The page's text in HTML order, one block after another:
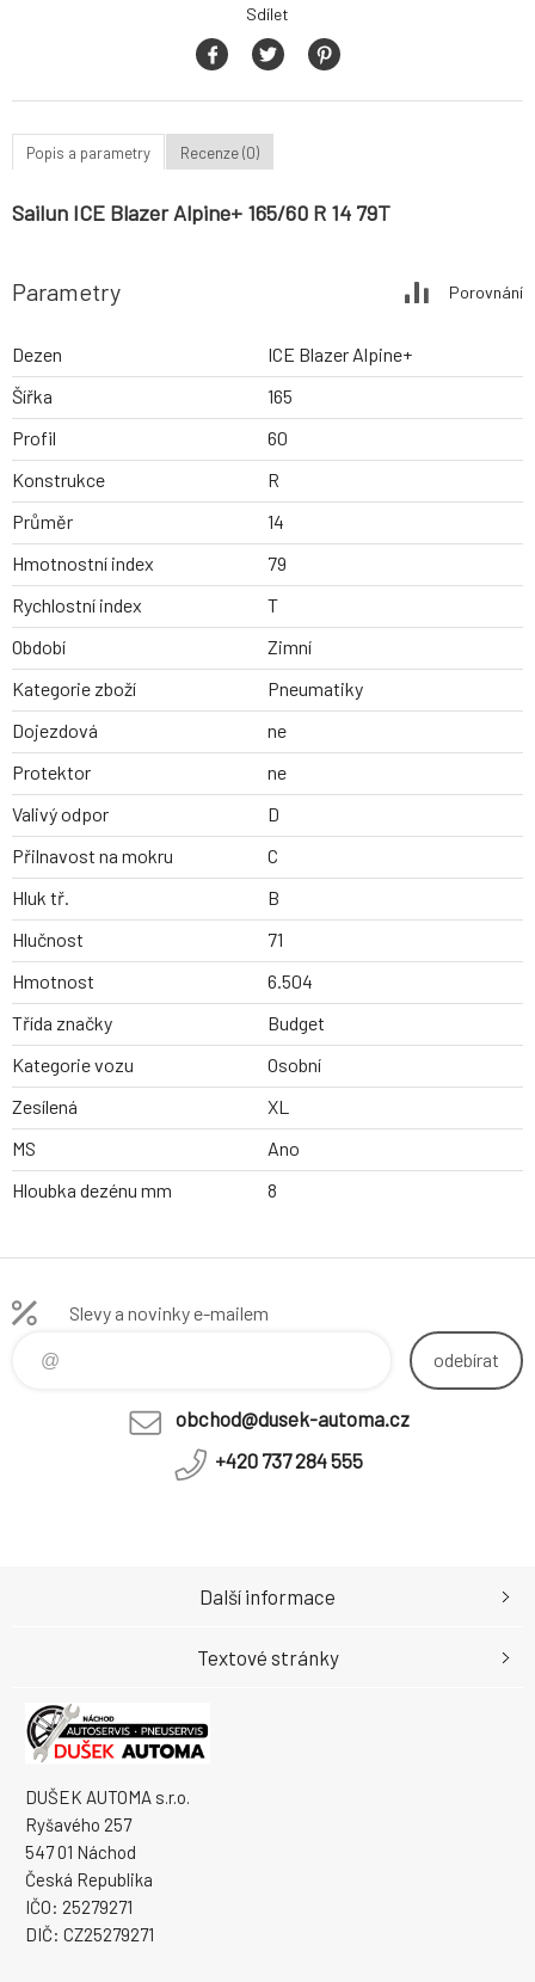
Sdílet
Popis a parametry Recenze (0)
Sailun ICE Blazer Alpine+ 165/60 R 14 79T
Parametry Porovnání
Dezen
ICE Blazer Alpine+
Šířka
165
Profil
60
Konstrukce
R
Průměr
14
Hmotnostní index
79
Rychlostní index
T
Období
Zimní
Kategorie zboží
Pneumatiky
Dojezdová
ne
Protektor
ne
Valivý odpor
D
Přilnavost na mokru
C
Hluk tř.
B
Hlučnost
71
Hmotnost
6.504
Třída značky
Budget
Kategorie vozu
Osobní
Zesílená
XL
MS
Ano
Hloubka dezénu mm
8
Slevy a novinky e-mailem
odebírat
obchod@dusek-automa.cz
+420 737 284 555
DUŠEK AUTOMA s.r.o.
Ryšavého 257
547 01 Náchod
Česká Republika
IČO: 25279271
DIČ: CZ25279271
Další informace
Textové stránky